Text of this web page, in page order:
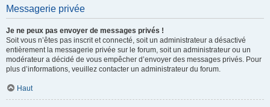
Messagerie privée
Je ne peux pas envoyer de messages privés !
Soit vous n’êtes pas inscrit et connecté, soit un administrateur a désactivé
entièrement la messagerie privée sur le forum, soit un administrateur ou un
modérateur a décidé de vous empêcher d’envoyer des messages privés. Pour
plus d’informations, veuillez contacter un administrateur du forum.
Haut